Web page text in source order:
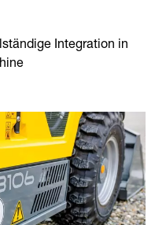
Integration in